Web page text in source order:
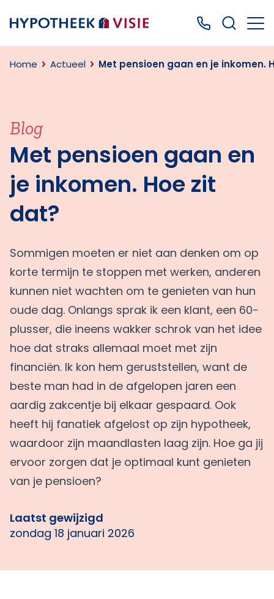
Terug naar home Bel ons: 0499
Home Actueel Met pensioen gaan en je inkomen.
Blog
Met pensioen gaan en
je inkomen. Hoe zit
dat?
Sommigen moeten er niet aan denken om op
korte termijn te stoppen met werken, anderen
kunnen niet wachten om te genieten van hun
oude dag. Onlangs sprak ik een klant, een 60-
plusser, die ineens wakker schrok van het idee
hoe dat straks allemaal moet met zijn
financiën. Ik kon hem geruststellen, want de
beste man had in de afgelopen jaren een
aardig zakcentje bij elkaar gespaard. Ook
heeft hij fanatiek afgelost op zijn hypotheek,
waardoor zijn maandlasten laag zijn. Hoe ga jij
ervoor zorgen dat je optimaal kunt genieten
van je pensioen?
Laatst gewijzigd
zondag 18 januari 2026